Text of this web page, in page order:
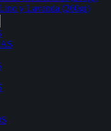
y Lavanda (260gr)